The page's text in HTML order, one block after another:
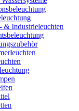
& Industrieleuchten